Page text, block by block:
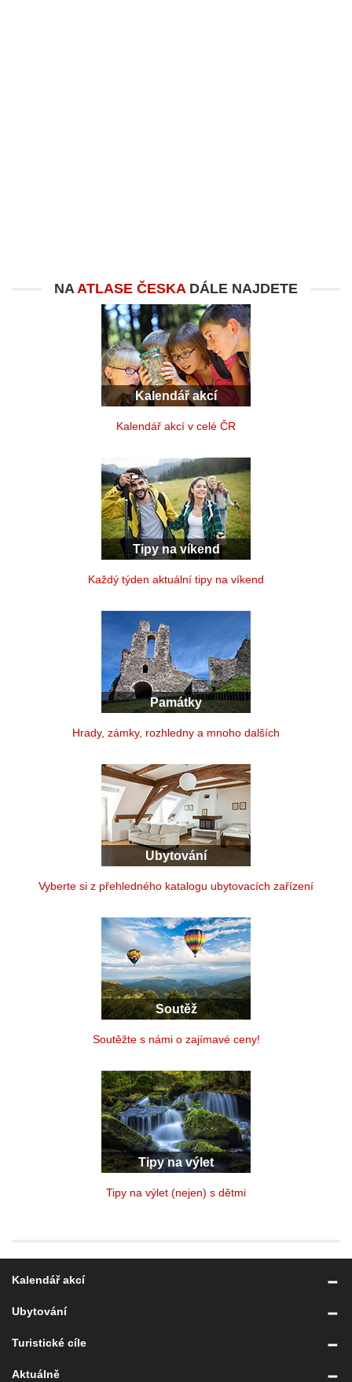
NAATLASE ČESKADÁLE NAJDETE
Kalendář akcí
Kalendář akcí v celé ČR
Tipy na víkend
Každý týden aktuální tipy na víkend
Památky
Hrady, zámky, rozhledny a mnoho dalších
Ubytování
Vyberte si z přehledného katalogu ubytovacích zařízení
Soutěž
Soutěžte s námi o zajímavé ceny!
Tipy na výlet
Tipy na výlet (nejen) s dětmi
Kalendář akcí
Ubytování
Turistické cíle
Aktuálně